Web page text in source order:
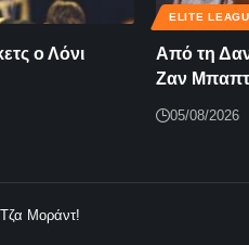
ο Λόνι
ELITE
Από τη
Ζαν
05/08/2026
Μοράντ!